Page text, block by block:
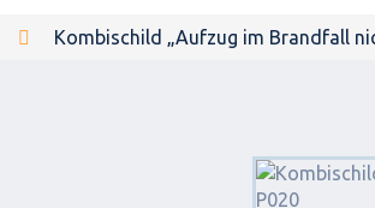
Kombischild „Aufzug im Brandfall